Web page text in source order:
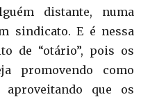
distante, numa
sindicato. E é nessa
de “otário”, pois os
promovendo como
que os